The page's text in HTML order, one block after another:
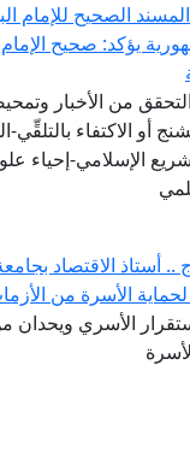
الصحيح للإمام
يؤكد: صحيح
من الأخبار
أو الاكتفاء
الإسلامي-إحياء
الاقتصاد
لحماية الأسرة من
الأسري ويحدان